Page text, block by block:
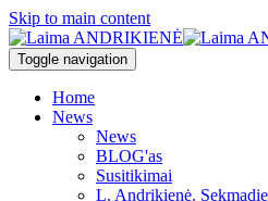
Skip to main content
Toggle navigation
Home
News
News
BLOG'as
Susitikimai
L. Andrikienė.